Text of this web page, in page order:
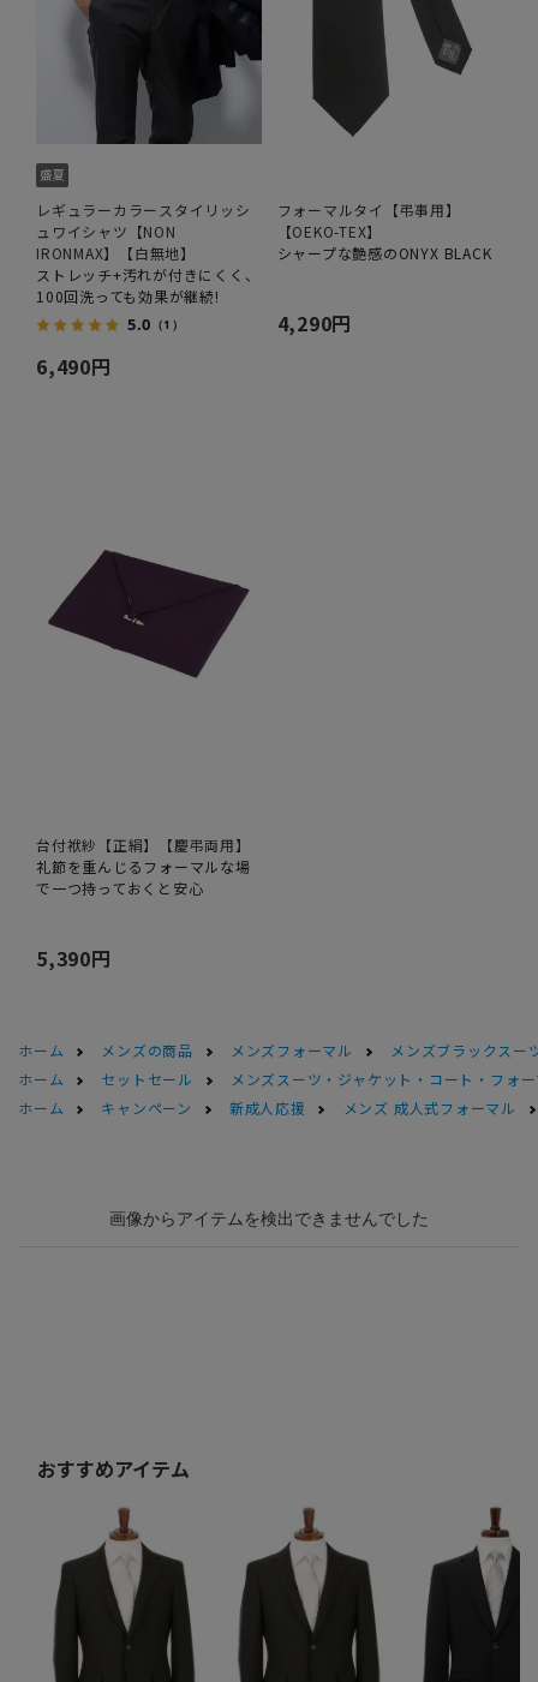
レギュラーカラースタイリッシ
ュワイシャツ【NON
IRONMAX】【白無地】
ストレッチ+汚れが付きにくく、
100回洗っても効果が継続!
5.0 （1）
6,490円
フォーマルタイ【弔事用】
【OEKO-TEX】
シャープな艶感のONYX BLACK
4,290円
台付袱紗【正絹】【慶弔両用】
礼節を重んじるフォーマルな場
で一つ持っておくと安心
5,390円
ホーム メンズの商品 メンズフォーマル
メンズブラックスー
ホーム
セットセール
メンズスーツ・ジャケット・コート・フォ
ホーム
キャンペーン 新成人応援 メンズ 成人式フォーマル